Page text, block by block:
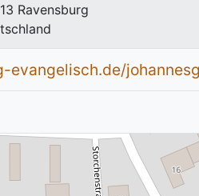
Ravensburg